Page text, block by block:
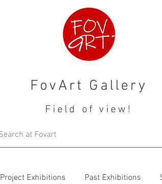
FovArt Gallery
Field of view!
Project Exhibitions Past Exhibitions